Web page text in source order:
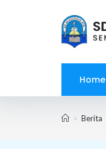
Home
> Berita